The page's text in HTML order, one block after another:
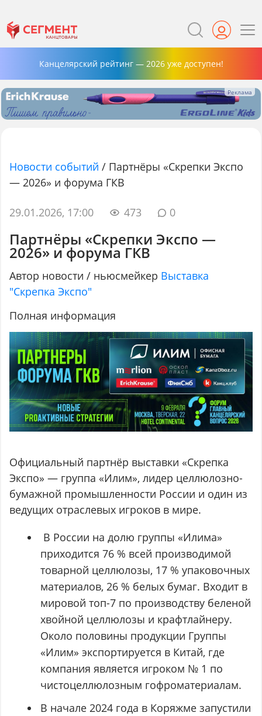
Канцелярский рейтинг — 2026 уже доступен!
Новости событий / Партнёры «Скрепки Экспо
— 2026» и форума ГКВ
29.01.2026, 17:00 473 0
Партнёры «Скрепки Экспо —
2026» и форума ГКВ
Автор новости / ньюсмейкер Выставка
"Скрепка Экспо"
Полная информация
Официальный партнёр выставки «Скрепка
Экспо» — группа «Илим», лидер целлюлозно-
бумажной промышленности России и один из
ведущих отраслевых игроков в мире.
В России на долю группы «Илима»
приходится 76 % всей производимой
товарной целлюлозы, 17 % упаковочных
материалов, 26 % белых бумаг. Входит в
мировой топ-7 по производству беленой
хвойной целлюлозы и крафтлайнеру.
Около половины продукции Группы
«Илим» экспортируется в Китай, где
компания является игроком № 1 по
чистоцеллюлозным гофроматериалам.
В начале 2024 года в Коряжме запустили